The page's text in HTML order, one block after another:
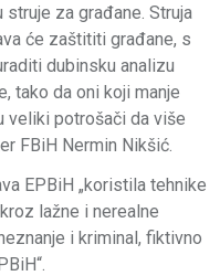
za građane. Struja
će zaštititi građane, s
dubinsku analizu
tako da oni koji manje
veliki potrošači da više
FBiH Nermin Nikšić.
EPBiH „koristila tehnike
lažne i nerealne
i kriminal, fiktivno